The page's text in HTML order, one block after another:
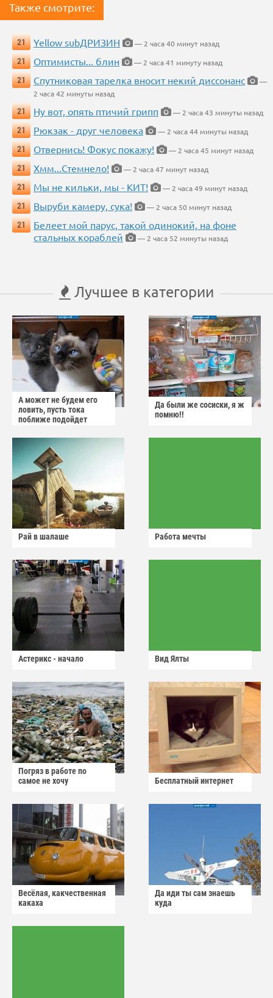
Также смотрите:
21 Yellow subДРИЗИН
— 2 часа 40 минут назад
21
Оптимисты... блин
— 2 часа 41 минуту назад
21
Спутниковая тарелка вносит некий диссонанс
—
2 часа 42 минуты назад
21
Ну вот, опять птичий грипп
— 2 часа 43 минуты назад
21
Рюкзак - друг человека
— 2 часа 44 минуты назад
21
Отвернись! Фокус покажу!
— 2 часа 45 минут назад
21
Хмм...Стемнело!
— 2 часа 47 минут назад
21
Мы не кильки, мы - КИТ!
— 2 часа 49 минут назад
21
Выруби камеру, сука!
— 2 часа 50 минут назад
21
Белеет мой парус, такой одинокий, на фоне
стальных кораблей
— 2 часа 52 минуты назад
Лучшее в категории
А может не будем его
ловить, пусть тока
поближе подойдет
Да были же сосиски, я ж
помню!!
Рай в шалаше Работа мечты
Астерикс - начало Вид Ялты
Погряз в работе по
самое не хочу
Бесплатный интернет
Весёлая, какчественная
какаха
Да иди ты сам знаешь
куда